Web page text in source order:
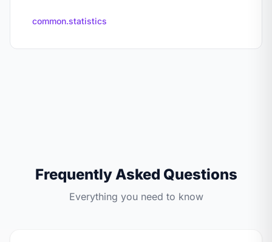
common.statistics
Frequently Asked Questions
Everything you need to know